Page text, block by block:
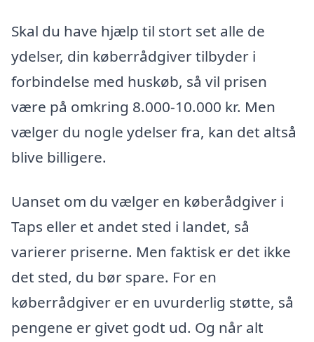
Skal du have hjælp til stort set alle de
ydelser, din køberrådgiver tilbyder i
forbindelse med huskøb, så vil prisen
være på omkring 8.000-10.000 kr. Men
vælger du nogle ydelser fra, kan det altså
blive billigere.
Uanset om du vælger en køberådgiver i
Taps eller et andet sted i landet, så
varierer priserne. Men faktisk er det ikke
det sted, du bør spare. For en
køberrådgiver er en uvurderlig støtte, så
pengene er givet godt ud. Og når alt